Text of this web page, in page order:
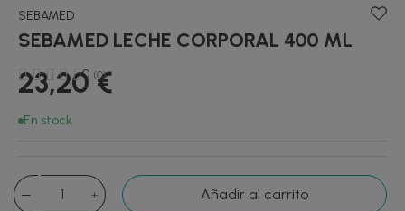
SEBAMED
SEBAMED LECHE CORPORAL 400 ML
23,20 €
0 (0)
En stock
Añadir al carrito